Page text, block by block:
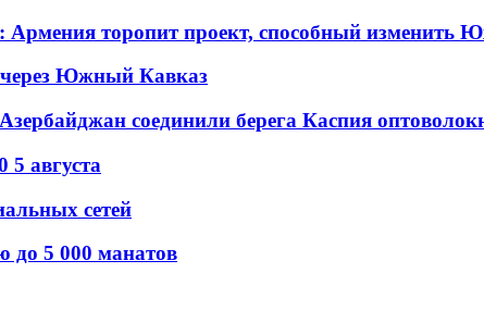
торопит проект, способный изменить
Южный Кавказ
соединили берега Каспия
5 августа
сетей
до 5 000 манатов